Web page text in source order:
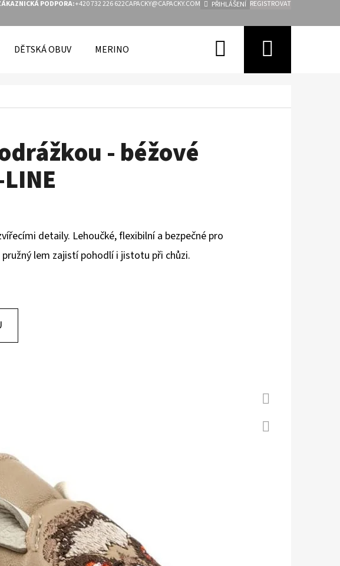
PODPORA:+420 732 226 622CAPACKY@CAPACKY.COM PŘIHLÁŠENÍ REGISTROVAT
DĚTSKÁ OBUV MERINO Hledat
- béžové
detaily. Lehoučké, flexibilní a bezpečné pro
lem zajistí pohodlí i jistotu při chůzi.
Facebook